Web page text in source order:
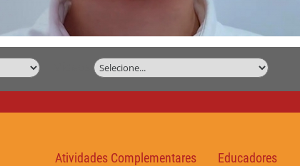
Atividades Complementares Educadores